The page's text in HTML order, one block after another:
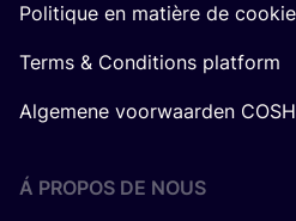
Politique en matière de
Terms & Conditions platform
Algemene voorwaarden
Á PROPOS DE NOUS